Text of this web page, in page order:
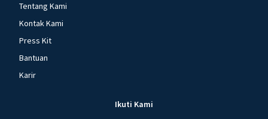
Tentang Kami
Kontak Kami
Press Kit
Bantuan
Karir
Ikuti Kami